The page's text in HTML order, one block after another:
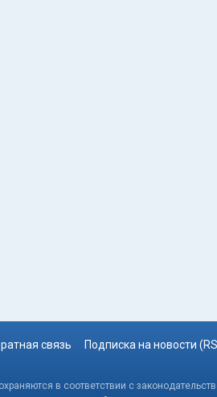
связь Подписка на новости
в соответствии с